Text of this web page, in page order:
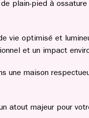
plain-pied à
vie optimisé et
et un impact
maison
atout majeur pour